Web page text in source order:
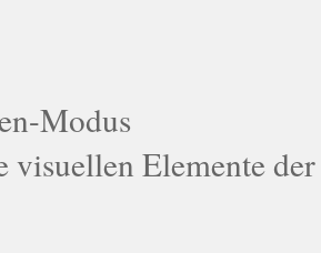
Modus
visuellen Elemente